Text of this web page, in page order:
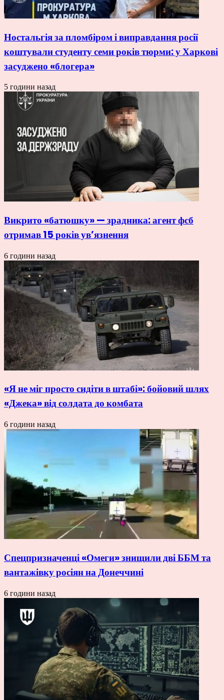
Ностальгія за пломбіром і виправдання росії
коштували студенту семи років тюрми: у Харкові
засуджено «блогера»
5 години назад
Викрито «батюшку» — зрадника: агент фсб
отримав 15 років ув’язнення
6 години назад
«Я не міг просто сидіти в штабі»: бойовий шлях
«Джека» від солдата до комбата
6 години назад
Спецпризначенці «Омеги» знищили дві ББМ та
вантажівку росіян на Донеччині
6 години назад